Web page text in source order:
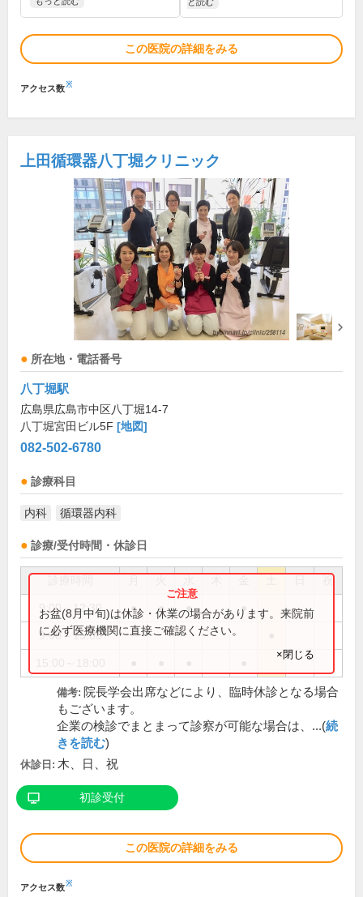
この医院の詳細をみる
アクセス数※
上田循環器八丁堀クリニック
所在地・電話番号
八丁堀駅
広島県広島市中区八丁堀14-7
八丁堀宮田ビル5F [地図]
082-502-6780
診療科目
内科 循環器内科
診療/受付時間・休診日
祝
9:00～12:30 ● ● ● ●
9:00～15:00
お盆(8月中旬)は休診・休業の場合があります。来院前
に必ず医療機関に直接ご確認ください。
×閉じる
備考: 院長学会出席などにより、臨時休診となる場合
もございます。
企業の検診でまとまって診察が可能な場合は、...(続
きを読む)
休診日: 木、日、祝
初診受付
この医院の詳細をみる
アクセス数※